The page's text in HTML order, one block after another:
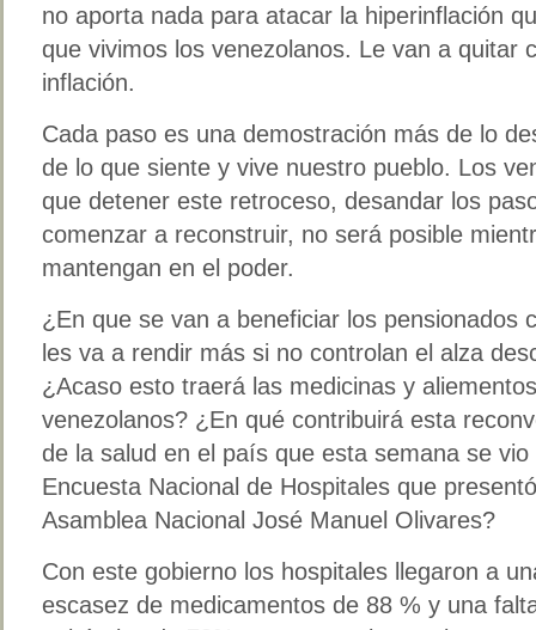
no aporta nada para atacar la hiperinflación
que vivimos los venezolanos. Le van a quitar
inflación.
Cada paso es una demostración más de lo
de lo que siente y vive nuestro pueblo. Los
que detener este retroceso, desandar los
comenzar a reconstruir, no será posible
mantengan en el poder.
¿En que se van a beneficiar los pensionados
les va a rendir más si no controlan el alza
¿Acaso esto traerá las medicinas y
venezolanos? ¿En qué contribuirá esta
de la salud en el país que esta semana se
Encuesta Nacional de Hospitales que
Asamblea Nacional José Manuel Olivares?
Con este gobierno los hospitales llegaron a
escasez de medicamentos de 88 % y una